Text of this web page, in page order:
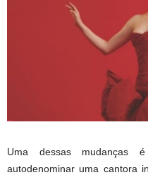
Uma dessas mudanças
autodenominar uma cantora